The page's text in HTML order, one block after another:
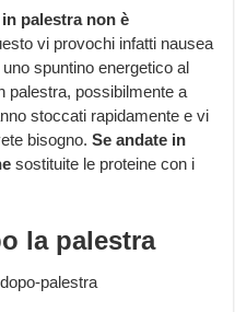
palestra non è
vi provochi infatti nausea
spuntino energetico al
palestra, possibilmente a
stoccati rapidamente e vi
bisogno.Se andate in
sostituite le proteine con i
la palestra